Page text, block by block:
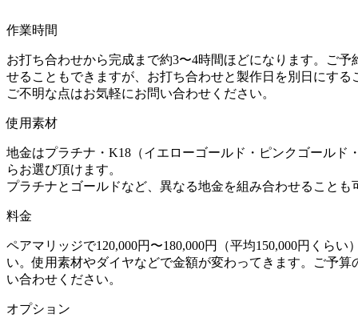
作業時間
お打ち合わせから完成まで約3〜4時間ほどになります。ご予
せることもできますが、お打ち合わせと製作日を別日にする
ご不明な点はお気軽にお問い合わせください。
使用素材
地金はプラチナ・K18（イエローゴールド・ピンクゴールド
らお選び頂けます。
プラチナとゴールドなど、異なる地金を組み合わせることも
料金
ペアマリッジで120,000円〜180,000円（平均150,000円くらい
い。使用素材やダイヤなどで金額が変わってきます。ご予算
い合わせください。
オプション